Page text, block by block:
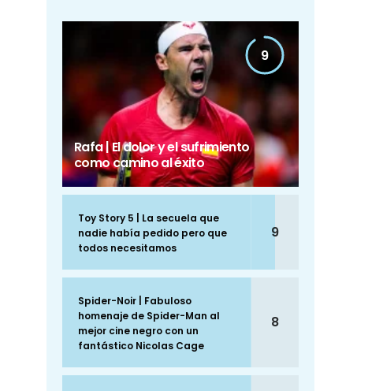
9
Rafa | El dolor y el sufrimiento
como camino al éxito
Toy Story 5 | La secuela que
nadie había pedido pero que
todos necesitamos
9
Spider-Noir | Fabuloso
homenaje de Spider-Man al
mejor cine negro con un
fantástico Nicolas Cage
8